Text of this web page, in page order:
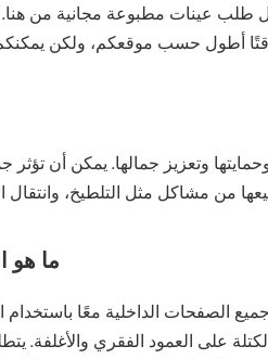
طلب عينات مطبوعة مجانية من
وتعزيز جمالها. يمكن أن تؤثر
ما هو
الصفحات الداخلية معًا
على العمود الفقري والأغلفة.